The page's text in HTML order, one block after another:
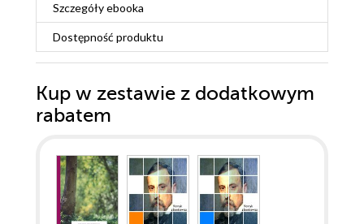
Szczegółyebooka
Dostępność produktu
Kup w zestawie z dodatkowym
rabatem